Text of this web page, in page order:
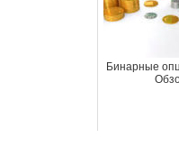
Бинарные